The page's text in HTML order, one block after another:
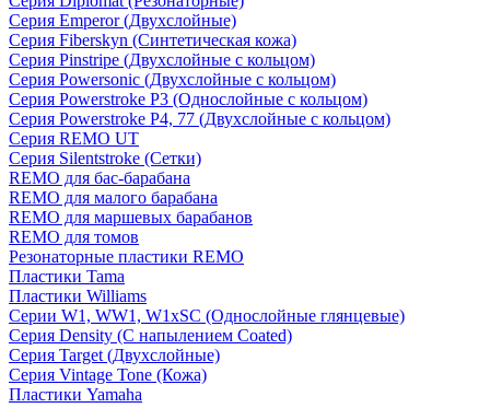
Серия Emperor (Двухслойные)
Серия Fiberskyn (Синтетическая кожа)
Серия Pinstripe (Двухслойные с кольцом)
Серия Powersonic (Двухслойные с кольцом)
Серия Powerstroke P3 (Однослойные с кольцом)
Серия Powerstroke P4, 77 (Двухслойные с кольцом)
Серия REMO UT
Серия Silentstroke (Сетки)
REMO для бас-барабана
REMO для малого барабана
REMO для маршевых барабанов
REMO для томов
Резонаторные пластики REMO
Пластики Tama
Пластики Williams
Серии W1, WW1, W1xSC (Однослойные глянцевые)
Серия Density (C напылением Coated)
Серия Target (Двухслойные)
Серия Vintage Tone (Кожа)
Пластики Yamaha